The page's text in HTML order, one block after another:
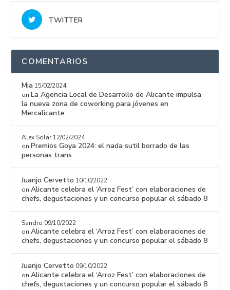
TWITTER
COMENTARIOS
Mia 15/02/2024
onLa Agencia Local de Desarrollo de Alicante impulsa
la nueva zona de coworking para jóvenes en
Mercalicante
Alex Solar 12/02/2024
onPremios Goya 2024: el nada sutil borrado de las
personas trans
Juanjo Cervetto 10/10/2022
onAlicante celebra el ‘Arroz Fest’ con elaboraciones de
chefs, degustaciones y un concurso popular el sábado 8
Sandro 09/10/2022
onAlicante celebra el ‘Arroz Fest’ con elaboraciones de
chefs, degustaciones y un concurso popular el sábado 8
Juanjo Cervetto 09/10/2022
onAlicante celebra el ‘Arroz Fest’ con elaboraciones de
chefs, degustaciones y un concurso popular el sábado 8